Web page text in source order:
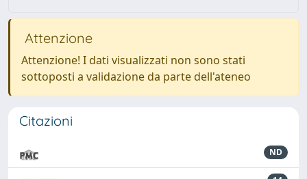
Attenzione
Attenzione! I dati visualizzati non sono stati
sottoposti a validazione da parte dell'ateneo
Citazioni
ND